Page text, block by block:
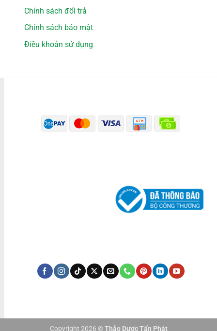
Chính sách đổi trả
Chính sách bảo mật
Điều khoản sử dụng
Copyright 2026 © Thảo Dược Tấn Phát